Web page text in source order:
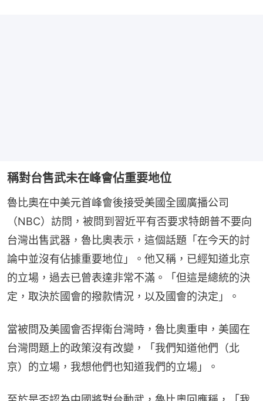
稱對台售武未在峰會佔重要地位
魯比奧在中美元首峰會後接受美國全國廣播公司
（NBC）訪問，被問到習近平有否要求特朗普不要向
台灣出售武器，魯比奧表示，這個話題「在今天的討
論中並沒有佔據重要地位」。他又稱，已經知道北京
的立場，過去已曾表達非常不滿。「但這是總統的決
定，取決於國會的撥款情況，以及國會的決定」。
當被問及美國會否捍衛台灣時，魯比奧重申，美國在
台灣問題上的政策沒有改變，「我們知道他們（北
京）的立場，我想他們也知道我們的立場」。